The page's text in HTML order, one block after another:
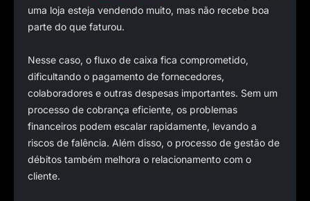
uma loja esteja vendendo muito, mas não recebe boa
parte do que faturou.
Nesse caso, o fluxo de caixa fica comprometido,
dificultando o pagamento de fornecedores,
colaboradores e outras despesas importantes. Sem um
processo de cobrança eficiente, os problemas
financeiros podem escalar rapidamente, levando a
riscos de falência. Além disso, o processo de gestão de
débitos também melhora o relacionamento com o
cliente.